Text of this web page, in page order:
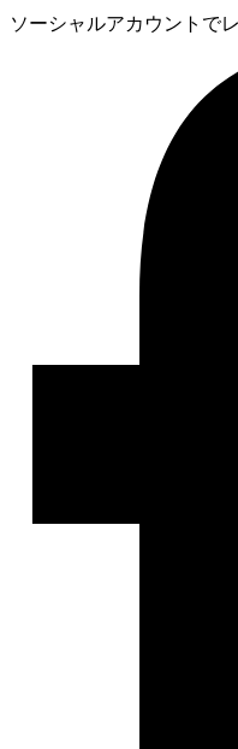
ソーシャルアカウントで